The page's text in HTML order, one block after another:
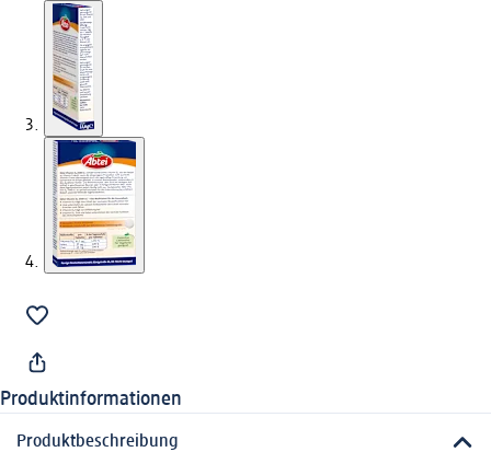
Produktinformationen
Produktbeschreibung